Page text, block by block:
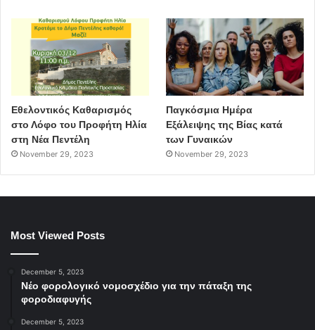
Ζώνη B:35 €
Ζώνη Γ:25 €
Ζώνη Δ:15 €
Συντελεστές
Καλλιτεχνική επιμέλεια – Eρμηνεία:
Τάνια Τσανακλίδου
Διεύθυνση ορχήστρας – Ενορχηστρώσεις:
Κώστας Νικολόπουλος
Εθελοντικός Καθαρισμός
στο Λόφο του Προφήτη Ηλία
στη Νέα Πεντέλη
November 29, 2023
Παγκόσμια Ημέρα
Εξάλειψης της Βίας κατά
των Γυναικών
November 29, 2023
Most Viewed Posts
December 5, 2023
Νέο φορολογικό νομοσχέδιο για την πάταξη της
φοροδιαφυγής
December 5, 2023